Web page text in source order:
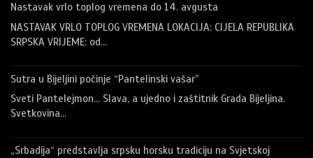
Nastavak vrlo toplog vremena do 14. avgusta
NASTAVAK VRLO TOPLOG VREMENA LOKACIJA: CIJELA REPUBLIKA
SRPSKA VRIJEME: od…
Sutra u Bijeljini počinje “Pantelinski vašar”
Sveti Pantelejmon… Slava, a ujedno i zaštitnik Grada Bijeljina.
Svetkovina…
„Srbadija“ predstavlja srpsku horsku tradiciju na Svjetskoj